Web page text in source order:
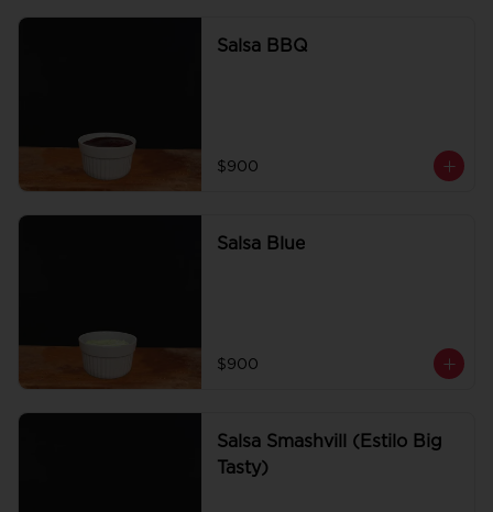
Salsa BBQ
$900
Salsa Blue
$900
Salsa Smashvill (Estilo Big
Tasty)